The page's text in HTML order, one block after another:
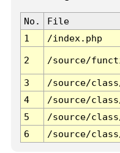
No. File
1
/index.php
2 /source/
3 /source/
4
/source/
5
/source/
6
/source/